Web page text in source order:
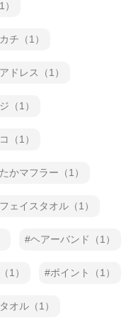
チ（1）
ドレス（1）
（1）
（1）
かマフラー（1）
ェイスタオル（1）
ヘアーバンド（1）
1） ポイント（1）
オル（1）